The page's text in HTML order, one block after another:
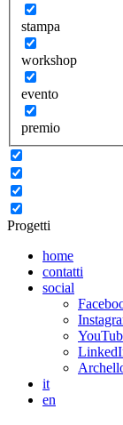
stampa
workshop
evento
premio
Progetti
home
contatti
social
it
en